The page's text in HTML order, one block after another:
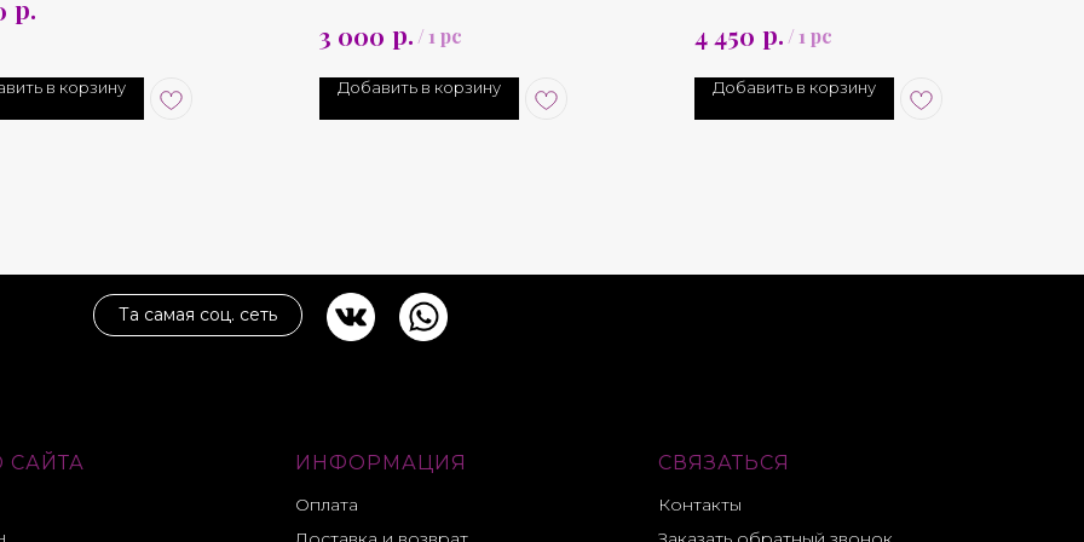
р.
в корзину
3 000 р./1 pc
Добавить в корзину
4 450 р./1 pc
Добавить в корзину
Та самая соц. сеть
СВЯЗАТЬСЯ
Контакты
САЙТА ИНФОРМАЦИЯ
Оплата